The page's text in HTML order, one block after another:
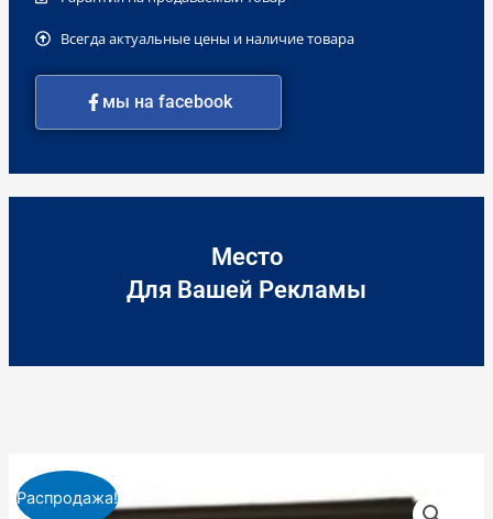
Всегда актуальные цены и наличие товара
мы на facebook
Место
Для Вашей Рекламы
Распродажа!Первоначальная
Количество